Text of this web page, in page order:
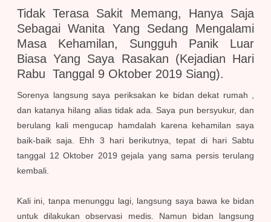
Tidak Terasa Sakit Memang, Hanya Saja
Sebagai Wanita Yang Sedang Mengalami
Masa Kehamilan, Sungguh Panik Luar
Biasa Yang Saya Rasakan (kejadian Hari
Rabu Tanggal 9 Oktober 2019 Siang).
Sorenya langsung saya periksakan ke bidan dekat rumah ,
dan katanya hilang alias tidak ada. Saya pun bersyukur, dan
berulang kali mengucap hamdalah karena kehamilan saya
baik-baik saja. Ehh 3 hari berikutnya, tepat di hari Sabtu
tanggal 12 Oktober 2019 gejala yang sama persis terulang
kembali.
Kali ini, tanpa menunggu lagi, langsung saya bawa ke bidan
untuk dilakukan observasi medis. Namun bidan langsung